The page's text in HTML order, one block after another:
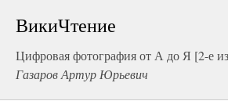
ВикиЧтение
Цифровая фотография от А до Я [2-е
Газаров Артур Юрьевич